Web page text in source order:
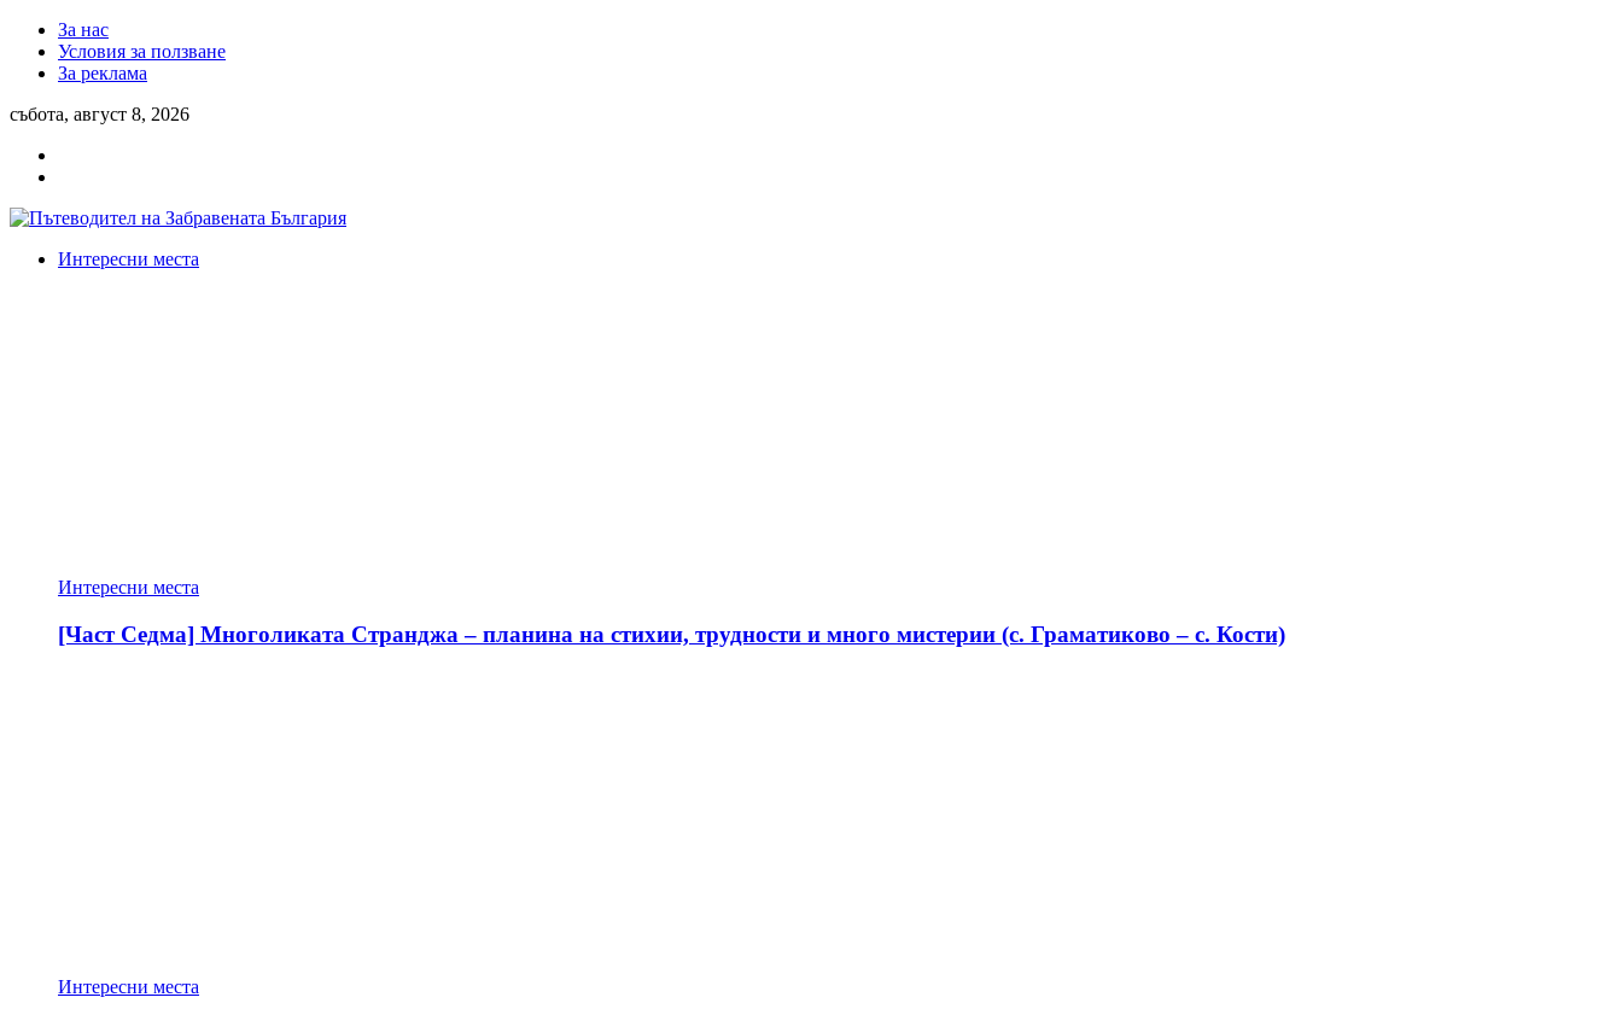
За нас
Условия за ползване
За реклама
събота, август 8, 2026
Интересни места
Интересни места
[Част Седма] Многоликата Странджа – планина на стихии, трудности и много мистерии (с. Граматиково – с. Кости)
Интересни места